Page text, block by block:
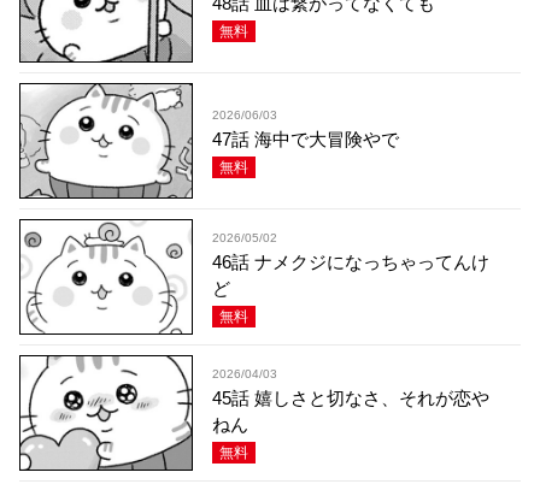
無料
2026/06/03
47話 海中で大冒険やで
無料
2026/05/02
46話 ナメクジになっちゃってんけ
ど
無料
2026/04/03
45話 嬉しさと切なさ、それが恋や
ねん
無料